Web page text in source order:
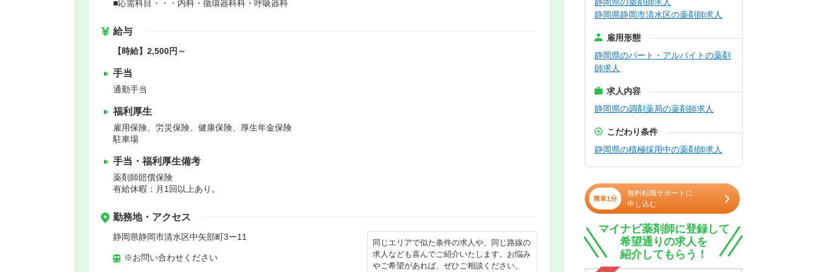
■応需科目・・・内科・循環器科科・呼吸器科
給与
【時給】2,500円～
手当
通勤手当
福利厚生
雇用保険、労災保険、健康保険、厚生年金保険
駐車場
手当・福利厚生備考
薬剤師賠償保険
有給休暇：月1回以上あり。
勤務地・アクセス
静岡県静岡市清水区中矢部町3ー11
※お問い合わせください
同じエリアで似た条件の求人や、同じ路線の
求人なども喜んでご紹介いたします。お悩み
やご希望があれば、ぜひご相談ください。
静岡県静岡市清水区の薬剤師求人
雇用形態
静岡県のパート・アルバイトの薬剤
師求人
求人内容
静岡県の調剤薬局の薬剤師求人
こだわり条件
静岡県の積極採用中の薬剤師求人
簡単1分
無料転職サポートに
申し込む
マイナビ薬剤師に登録して
希望通りの求人を
紹介してもらう！